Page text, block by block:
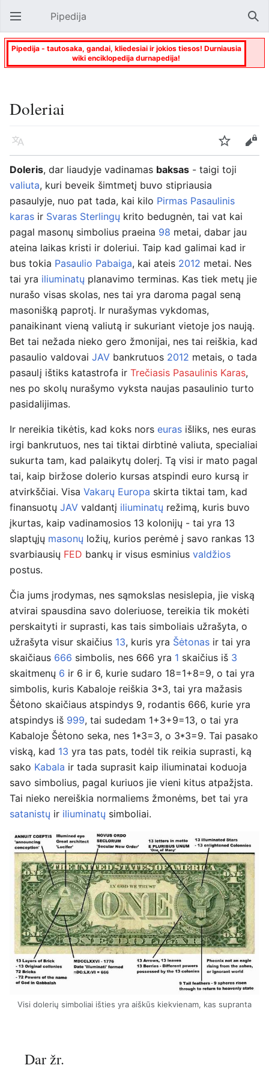
Atverti pagrindinį meniu Pipedija
Pipedija - tautosaka, gandai, kliedesiai ir jokios tiesos! Durniausia
wiki enciklopedija durnapedija!
Doleriai
Kalba Stebėti
Keisti
Doleris, dar liaudyje vadinamas baksas - taigi toji
valiuta, kuri beveik šimtmetį buvo stipriausia
pasaulyje, nuo pat tada, kai kilo Pirmas Pasaulinis
karas ir Svaras Sterlingų krito bedugnėn, tai vat kai
pagal masonų simbolius praeina 98 metai, dabar jau
ateina laikas kristi ir doleriui. Taip kad galimai kad ir
bus tokia Pasaulio Pabaiga, kai ateis 2012 metai. Nes
tai yra iliuminatų planavimo terminas. Kas tiek metų jie
nurašo visas skolas, nes tai yra daroma pagal seną
masonišką paprotį. Ir nurašymas vykdomas,
panaikinant vieną valiutą ir sukuriant vietoje jos naują.
Bet tai nežada nieko gero žmonijai, nes tai reiškia, kad
pasaulio valdovai JAV bankrutuos 2012 metais, o tada
pasaulį ištiks katastrofa ir Trečiasis Pasaulinis Karas,
nes po skolų nurašymo vyksta naujas pasaulinio turto
pasidalijimas.
Ir nereikia tikėtis, kad koks nors euras išliks, nes euras
irgi bankrutuos, nes tai tiktai dirbtinė valiuta, specialiai
sukurta tam, kad palaikytų dolerį. Tą visi ir mato pagal
tai, kaip biržose dolerio kursas atspindi euro kursą ir
atvirkščiai. Visa Vakarų Europa skirta tiktai tam, kad
finansuotų JAV valdantį iliuminatų režimą, kuris buvo
įkurtas, kaip vadinamosios 13 kolonijų - tai yra 13
slaptųjų masonų ložių, kurios perėmė į savo rankas 13
svarbiausių FED bankų ir visus esminius valdžios
postus.
Čia jums įrodymas, nes sąmokslas nesislepia, jie viską
atvirai spausdina savo doleriuose, tereikia tik mokėti
perskaityti ir suprasti, kas tais simboliais užrašyta, o
užrašyta visur skaičius 13, kuris yra Šėtonas ir tai yra
skaičiaus 666 simbolis, nes 666 yra 1 skaičius iš 3
skaitmenų 6 ir 6 ir 6, kurie sudaro 18=1+8=9, o tai yra
simbolis, kuris Kabaloje reiškia 3*3, tai yra mažasis
Šėtono skaičiaus atspindys 9, rodantis 666, kurie yra
atspindys iš 999, tai sudedam 1+3+9=13, o tai yra
Kabaloje Šėtono seka, nes 1*3=3, o 3*3=9. Tai pasako
viską, kad 13 yra tas pats, todėl tik reikia suprasti, ką
sako Kabala ir tada suprasit kaip iliuminatai koduoja
savo simbolius, pagal kuriuos jie vieni kitus atpažįsta.
Tai nieko nereiškia normaliems žmonėms, bet tai yra
satanistų ir iliuminatų simboliai.
Visi dolerių simboliai išties yra aiškūs kiekvienam, kas supranta
Dar žr.